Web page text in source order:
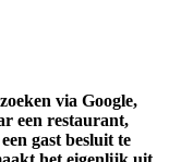
via Google,
een restaurant,
gast besluit te